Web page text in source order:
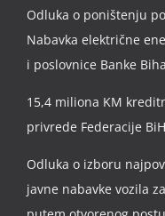
Odluka o poništenju
Nabavka električne
i poslovnice Banke
15,4 miliona KM
privrede Federacije BiH
Odluka o izboru
javne nabavke vozila